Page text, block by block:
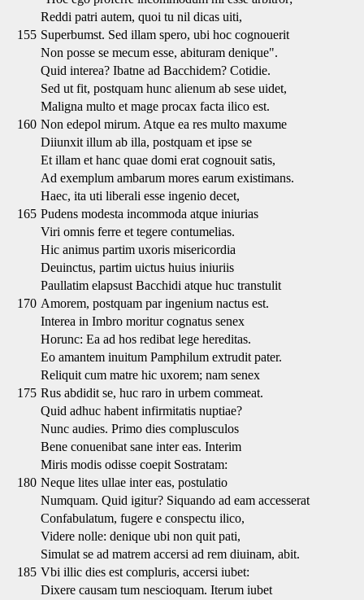
Reddi patri autem, quoi tu nil dicas uiti,
155 Superbumst. Sed illam spero, ubi hoc cognouerit
Non posse se mecum esse, abituram denique".
Quid interea? Ibatne ad Bacchidem? Cotidie.
Sed ut fit, postquam hunc alienum ab sese uidet,
Maligna multo et mage procax facta ilico est.
160 Non edepol mirum. Atque ea res multo maxume
Diiunxit illum ab illa, postquam et ipse se
Et illam et hanc quae domi erat cognouit satis,
Ad exemplum ambarum mores earum existimans.
Haec, ita uti liberali esse ingenio decet,
165 Pudens modesta incommoda atque iniurias
Viri omnis ferre et tegere contumelias.
Hic animus partim uxoris misericordia
Deuinctus, partim uictus huius iniuriis
Paullatim elapsust Bacchidi atque huc transtulit
170 Amorem, postquam par ingenium nactus est.
Interea in Imbro moritur cognatus senex
Horunc: Ea ad hos redibat lege hereditas.
Eo amantem inuitum Pamphilum extrudit pater.
Reliquit cum matre hic uxorem; nam senex
175 Rus abdidit se, huc raro in urbem commeat.
Quid adhuc habent infirmitatis nuptiae?
Nunc audies. Primo dies complusculos
Bene conuenibat sane inter eas. Interim
Miris modis odisse coepit Sostratam:
180 Neque lites ullae inter eas, postulatio
Numquam. Quid igitur? Siquando ad eam accesserat
Confabulatum, fugere e conspectu ilico,
Videre nolle: denique ubi non quit pati,
Simulat se ad matrem accersi ad rem diuinam, abit.
185 Vbi illic dies est compluris, accersi iubet:
Dixere causam tum nescioquam. Iterum iubet